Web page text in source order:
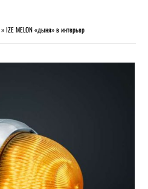
»IZE MELON «дыня» в интерьер